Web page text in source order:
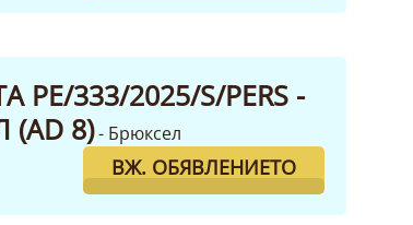
333/2025/S/PERS -
8)- Брюксел
ВЖ. ОБЯВЛЕНИЕТО